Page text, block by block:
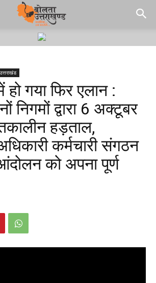
हो गया फिर एलान :
निगमों द्वारा 6 अक्टूबर
हड़ताल,
कर्मचारी संगठन
को अपना पूर्ण